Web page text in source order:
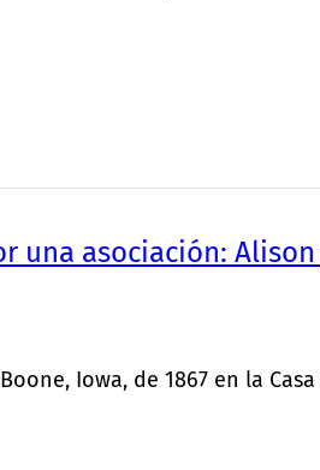
asociación: Alison
Iowa, de 1867 en la